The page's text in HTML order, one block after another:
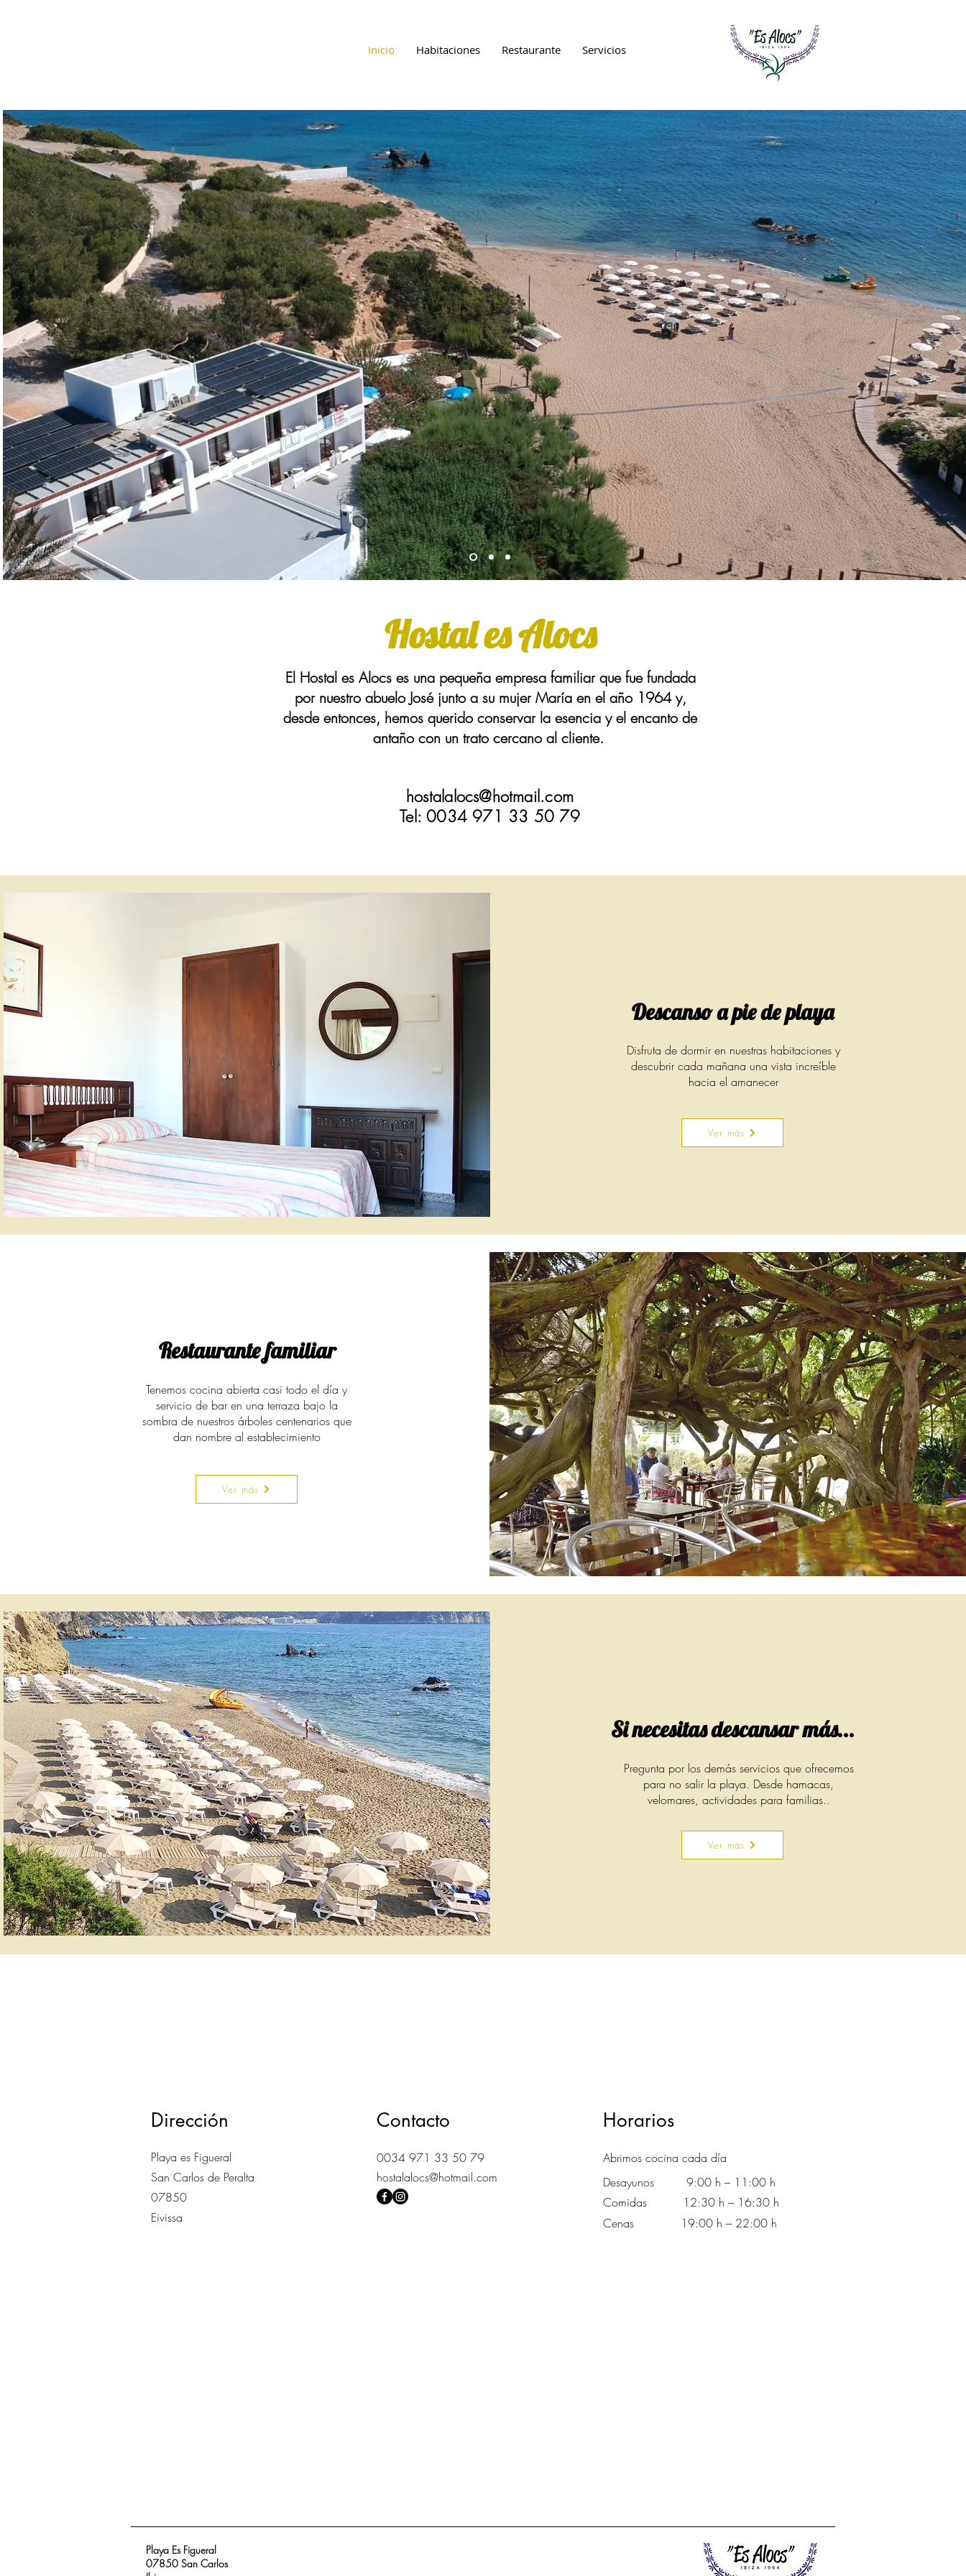
Inicio Habitaciones Restaurante Servicios
Hostal es Alocs
El Hostal es Alocs es una pequeña empresa familiar que fue fundada
por nuestro abuelo José junto a su mujer María en el año 1964 y,
desde entonces, hemos querido conservar la esencia y el encanto de
antaño con un trato cercano al cliente.
hostalalocs@hotmail.com
Tel: 0034 971 33 50 79
Descanso a pie de playa
Disfruta de dormir en nuestras habitaciones y
descubrir cada mañana una vista increíble
hacia el amanecer
Ver más
Restaurante familiar
Tenemos cocina abierta casi todo el día y
servicio de bar en una terraza bajo la
sombra de nuestros árboles centenarios que
dan nombre al establecimiento
Ver más
Si necesitas descansar más...
Pregunta por los demás servicios que ofrecemos
para no salir la playa. Desde hamacas,
velomares, actividades para familias..
Ver más
Dirección
Playa es Figueral
San Carlos de Peralta
07850
Eivissa
Contacto
0034 971 33 50 79
hostalalocs@hotmail.com
Horarios
Abrimos cocina cada día
Desayunos
9:00 h – 11:00 h
Comidas
12:30 h – 16:30 h
Cenas
19:00 h – 22:00 h
Playa Es Figueral
07850 San Carlos